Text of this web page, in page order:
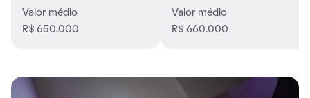
Valor médio
R$ 650.000
Valor médio
R$ 660.000